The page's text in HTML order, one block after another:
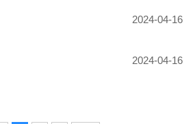
2024-04-16
2024-04-16